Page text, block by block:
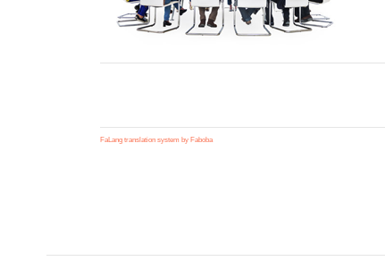
FaLang translation system by Faboba